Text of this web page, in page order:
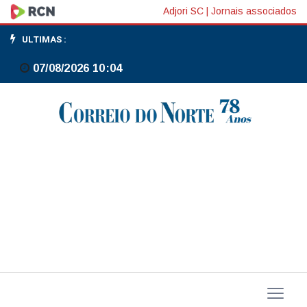
Ministério
quer
proteger
crianças
Adjori SC Jornais associados
ULTIMAS :
07/08/2026 10:04